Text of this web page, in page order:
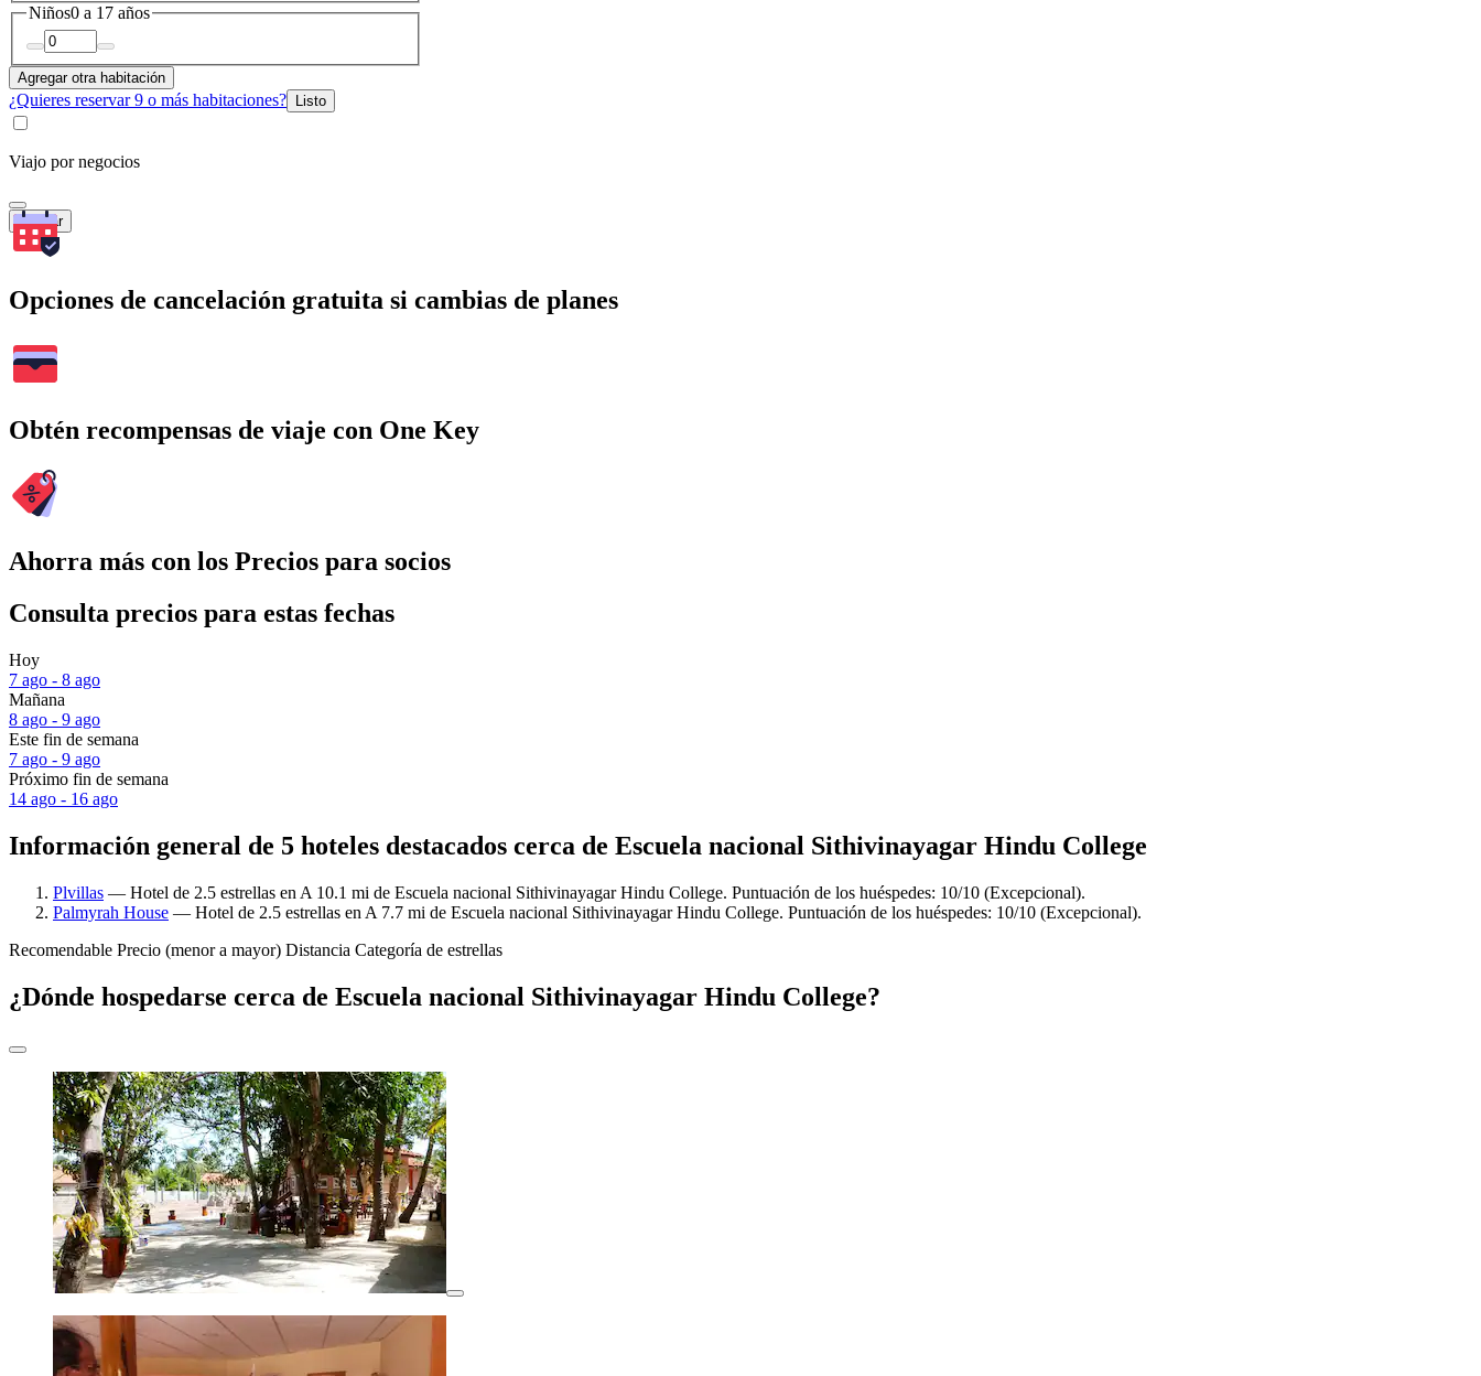
Niños0 a 17 años
Agregar otra habitación
¿Quieres reservar 9 o más habitaciones? Listo
Viajo por negocios
Buscar
Opciones de cancelación gratuita si cambias de planes
Obtén recompensas de viaje con One Key
Ahorra más con los Precios para socios
Consulta precios para estas fechas
Hoy
7 ago - 8 ago
Mañana
8 ago - 9 ago
Este fin de semana
7 ago - 9 ago
Próximo fin de semana
14 ago - 16 ago
Información general de 5 hoteles destacados cerca de Escuela nacional Sithivinayagar Hindu College
Plvillas — Hotel de 2.5 estrellas en A 10.1 mi de Escuela nacional Sithivinayagar Hindu College. Puntuación de los huéspedes: 10/10 (Excepcional).
Palmyrah House — Hotel de 2.5 estrellas en A 7.7 mi de Escuela nacional Sithivinayagar Hindu College. Puntuación de los huéspedes: 10/10 (Excepcional).
Recomendable Precio (menor a mayor) Distancia Categoría de estrellas
¿Dónde hospedarse cerca de Escuela nacional Sithivinayagar Hindu College?